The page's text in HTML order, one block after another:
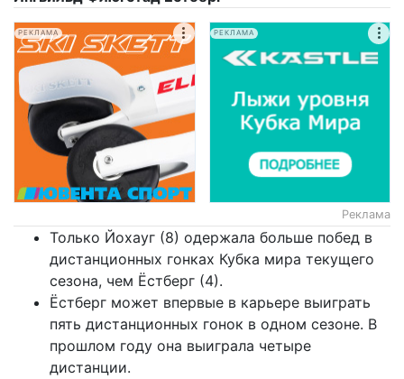
РЕКЛАМА РЕКЛАМА
Реклама
Только Йохауг (8) одержала больше побед в
дистанционных гонках Кубка мира текущего
сезона, чем Ёстберг (4).
Ёстберг может впервые в карьере выиграть
пять дистанционных гонок в одном сезоне. В
прошлом году она выиграла четыре
дистанции.